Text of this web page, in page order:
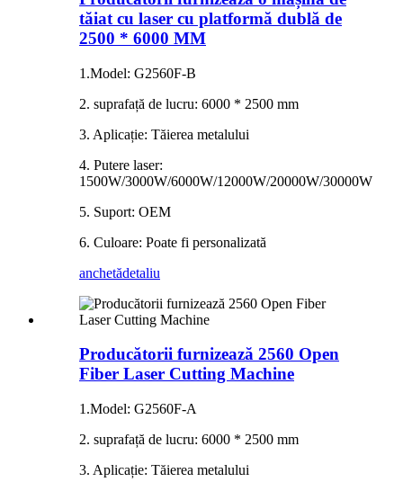
tăiat cu laser cu platformă dublă de
2500 * 6000 MM
1.Model: G2560F-B
2. suprafață de lucru: 6000 * 2500 mm
3. Aplicație: Tăierea metalului
4. Putere laser:
1500W/3000W/6000W/12000W/20000W/30000W
5. Suport: OEM
6. Culoare: Poate fi personalizată
anchetădetaliu
Producătorii furnizează 2560 Open
Fiber Laser Cutting Machine
1.Model: G2560F-A
2. suprafață de lucru: 6000 * 2500 mm
3. Aplicație: Tăierea metalului